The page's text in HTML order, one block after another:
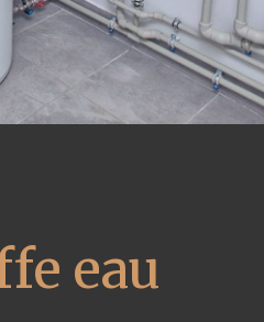
eau